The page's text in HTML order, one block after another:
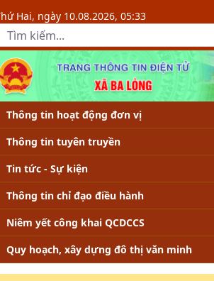
Chi tiết tin - Xã Ba
Hai, ngày 10.08.2026, 05:33
Thông tin hoạt động đơn vị
Thông tin tuyên truyền
Tin tức - Sự kiện
Thông tin chỉ đạo điều hành
Niêm yết công khai QCDCCS
Quy hoạch, xây dựng đô thị văn minh